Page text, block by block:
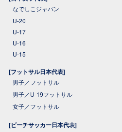
なでしこジャパン
U-20
U-17
U-16
U-15
[フットサル日本代表]
男子／フットサル
男子／U-19フットサル
女子／フットサル
[ビーチサッカー日本代表]